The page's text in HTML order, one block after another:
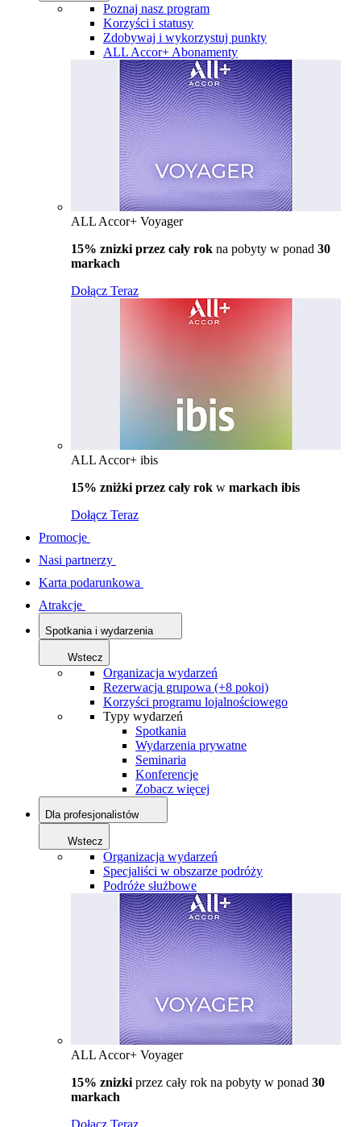
Poznaj nasz program
Korzyści i statusy
Zdobywaj i wykorzystuj punkty
ALL Accor+ Abonamenty
ALL Accor+ Voyager
15% znizki przez cały rok na pobyty w ponad 30
markach
Dołącz Teraz
ALL Accor+ ibis
15% zniżki przez cały rok w markach ibis
Dołącz Teraz
Promocje
Nasi partnerzy
Karta podarunkowa
Atrakcje
Spotkania i wydarzenia
Wstecz
Organizacja wydarzeń
Rezerwacja grupowa (+8 pokoi)
Korzyści programu lojalnościowego
Typy wydarzeń
Spotkania
Wydarzenia prywatne
Seminaria
Konferencje
Zobacz więcej
Dla profesjonalistów
Wstecz
Organizacja wydarzeń
Specjaliści w obszarze podróży
Podróże służbowe
ALL Accor+ Voyager
15% znizki przez cały rok na pobyty w ponad 30
markach
Dołącz Teraz